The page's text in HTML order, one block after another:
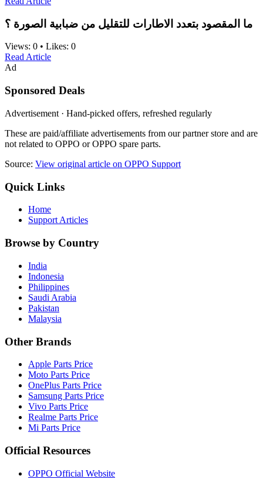
ما المقصود بتعدد الاطارات للتقليل من ضبابية الصورة ؟
Views: 0 • Likes: 0
Read Article
Ad
Sponsored Deals
Advertisement · Hand-picked offers, refreshed regularly
These are paid/affiliate advertisements from our partner store and are
not related to OPPO or OPPO spare parts.
Source: View original article on OPPO Support
Quick Links
Home
Support Articles
Browse by Country
India
Indonesia
Philippines
Saudi Arabia
Pakistan
Malaysia
Other Brands
Apple Parts Price
Moto Parts Price
OnePlus Parts Price
Samsung Parts Price
Vivo Parts Price
Realme Parts Price
Mi Parts Price
Official Resources
OPPO Official Website